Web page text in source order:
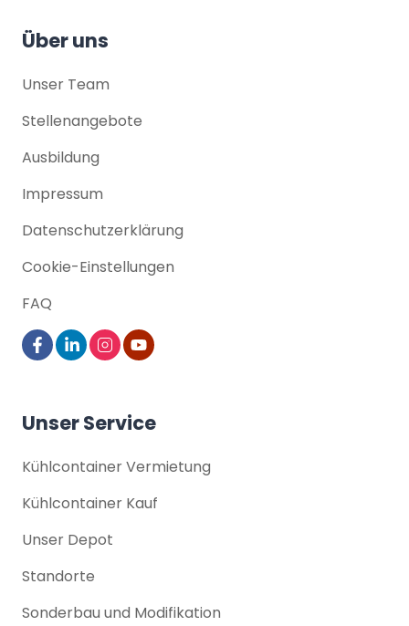
Über uns
Unser Team
Stellenangebote
Ausbildung
Impressum
Datenschutz­erklärung
Cookie-Einstellungen
FAQ
Unser Service
Kühlcontainer Vermietung
Kühlcontainer Kauf
Unser Depot
Standorte
Sonderbau und Modifikation